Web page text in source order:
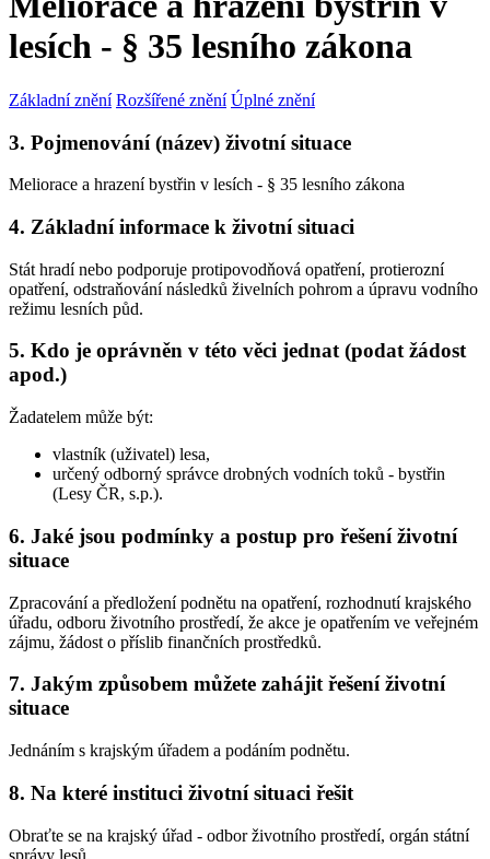
lesích - § 35 lesního zákona
Základní znění Rozšířené znění Úplné znění
3. Pojmenování (název) životní situace
Meliorace a hrazení bystřin v lesích - § 35 lesního zákona
4. Základní informace k životní situaci
Stát hradí nebo podporuje protipovodňová opatření, protierozní
opatření, odstraňování následků živelních pohrom a úpravu vodního
režimu lesních půd.
5. Kdo je oprávněn v této věci jednat (podat žádost
apod.)
Žadatelem může být:
vlastník (uživatel) lesa,
určený odborný správce drobných vodních toků - bystřin
(Lesy ČR, s.p.).
6. Jaké jsou podmínky a postup pro řešení životní
situace
Zpracování a předložení podnětu na opatření, rozhodnutí krajského
úřadu, odboru životního prostředí, že akce je opatřením ve veřejném
zájmu, žádost o příslib finančních prostředků.
7. Jakým způsobem můžete zahájit řešení životní
situace
Jednáním s krajským úřadem a podáním podnětu.
8. Na které instituci životní situaci řešit
Obraťte se na krajský úřad - odbor životního prostředí, orgán státní
správy lesů.